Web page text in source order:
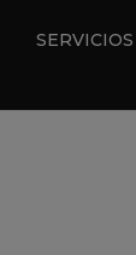
SERVICIOS